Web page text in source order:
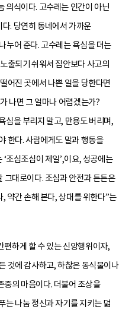
의식이다. 고수레는 인간이 아닌
. 당연히 동네에서 가까운
누어 준다. 고수레는 욕심을 더는
출되기 쉬워서 집안보다 사고의
어진 곳에서 나쁜 일을 당한다면
나면 그 얼마나 어렵겠는가?
심을 부리지 말고, 만용도 버리며,
한다. 사람에게도 말과 행동을
조심조심이 제일’,이요, 성공에는
그대로이다. 조심과 안전과 튼튼은
약간 손해 본다, 상대를 위한다”는
편하게 할 수 있는 신앙행위이자,
것에 감사하고, 하찮은 동식물이나
중의 마음이다. 더불어 조상을
나눔 정신과 자기를 지키는 덞